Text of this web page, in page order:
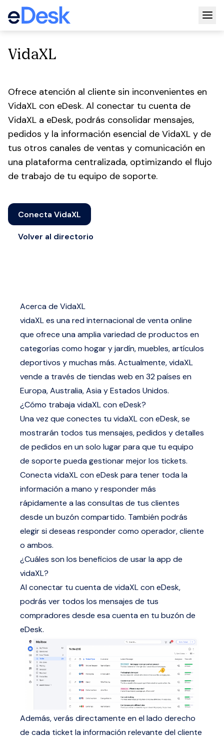
VidaXL
Ofrece atención al cliente sin inconvenientes en
VidaXL con eDesk. Al conectar tu cuenta de
VidaXL a eDesk, podrás consolidar mensajes,
pedidos y la información esencial de VidaXL y de
tus otros canales de ventas y comunicación en
una plataforma centralizada, optimizando el flujo
de trabajo de tu equipo de soporte.
Conecta VidaXL
Volver al directorio
Acerca de VidaXL
vidaXL es una red internacional de venta online
que ofrece una amplia variedad de productos en
categorías como hogar y jardín, muebles, artículos
deportivos y muchas más. Actualmente, vidaXL
vende a través de tiendas web en 32 países en
Europa, Australia, Asia y Estados Unidos.
¿Cómo trabaja vidaXL con eDesk?
Una vez que conectes tu vidaXL con eDesk, se
mostrarán todos tus mensajes, pedidos y detalles
de pedidos en un solo lugar para que tu equipo
de soporte pueda gestionar mejor los tickets.
Conecta vidaXL con eDesk para tener toda la
información a mano y responder más
rápidamente a las consultas de tus clientes
desde un buzón compartido. También podrás
elegir si deseas responder como operador, cliente
o ambos.
¿Cuáles son los beneficios de usar la app de
vidaXL?
Al conectar tu cuenta de vidaXL con eDesk,
podrás ver todos los mensajes de tus
compradores desde esa cuenta en tu buzón de
eDesk.
Además, verás directamente en el lado derecho
de cada ticket la información relevante del cliente